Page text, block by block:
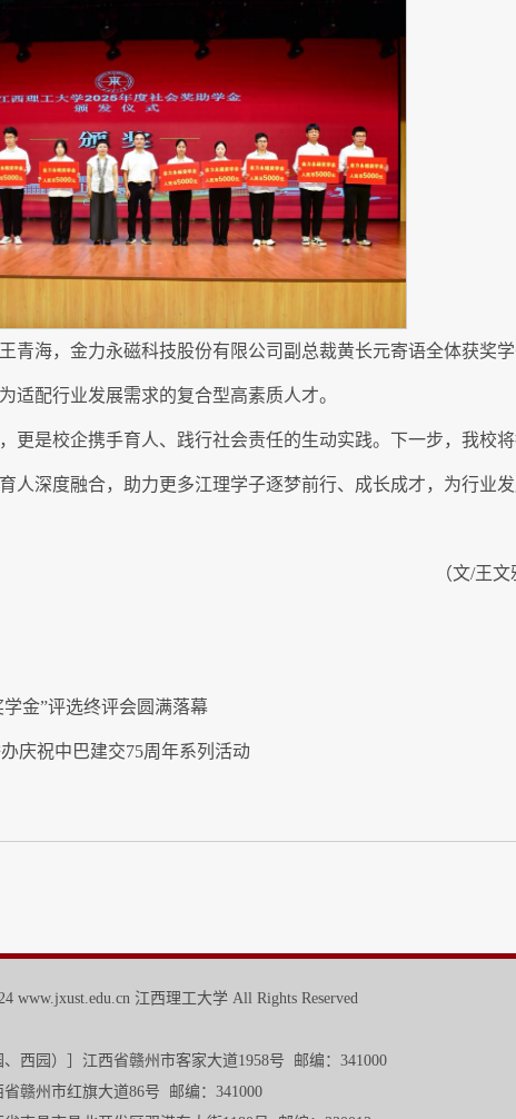
青海，金力永磁科技股份有限公司副总裁黄长元寄语全体获奖
适配行业发展需求的复合型高素质人才。
更是校企携手育人、践行社会责任的生动实践。下一步，我校
深度融合，助力更多江理学子逐梦前行、成长成才，为行业
（文/王
金”评选终评会圆满落幕
庆祝中巴建交75周年系列活动
www.jxust.edu.cn 江西理工大学 All Rights Reserved
、西园） ］江西省赣州市客家大道1958号 邮编：341000
号 邮编：341000